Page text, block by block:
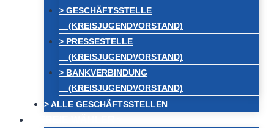
> GESCHÄFTSSTELLE
(KREISJUGENDVORSTAND)
> PRESSESTELLE
(KREISJUGENDVORSTAND)
> BANKVERBINDUNG
(KREISJUGENDVORSTAND)
> ALLE GESCHÄFTSSTELLEN